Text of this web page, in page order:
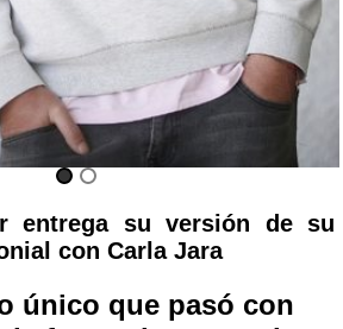
entrega su versión de su
con Carla Jara
único que pasó con